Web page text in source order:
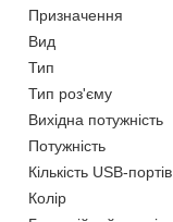
Призначення
Вид
Тип
Тип роз'єму
Вихідна потужність
Потужність
Кількість USB-портів
Колір